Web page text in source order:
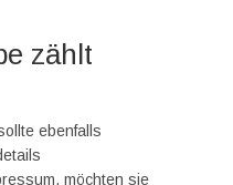
zählt
ebenfalls
möchten sie